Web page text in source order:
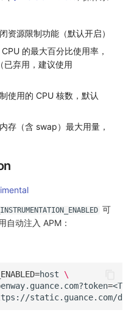
资源限制功能（默认开启）
CPU 的最大百分比使用率，
弃用，建议使用
制使用的 CPU 核数，默认
存（含 swap）最大用量，
可
动注入 APM：
=host
\
=
static.guance.com/